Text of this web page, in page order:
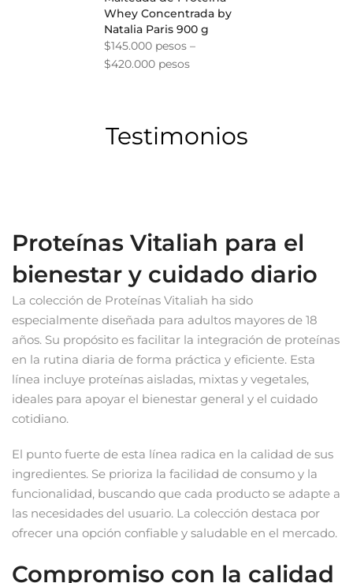
Whey Concentrada by
Natalia Paris 900 g
$145.000 pesos –
$420.000 pesos
Testimonios
Proteínas Vitaliah para el
bienestar y cuidado diario
La colección de Proteínas Vitaliah ha sido
especialmente diseñada para adultos mayores de 18
años. Su propósito es facilitar la integración de proteínas
en la rutina diaria de forma práctica y eficiente. Esta
línea incluye proteínas aisladas, mixtas y vegetales,
ideales para apoyar el bienestar general y el cuidado
cotidiano.
El punto fuerte de esta línea radica en la calidad de sus
ingredientes. Se prioriza la facilidad de consumo y la
funcionalidad, buscando que cada producto se adapte a
las necesidades del usuario. La colección destaca por
ofrecer una opción confiable y saludable en el mercado.
Compromiso con la calidad